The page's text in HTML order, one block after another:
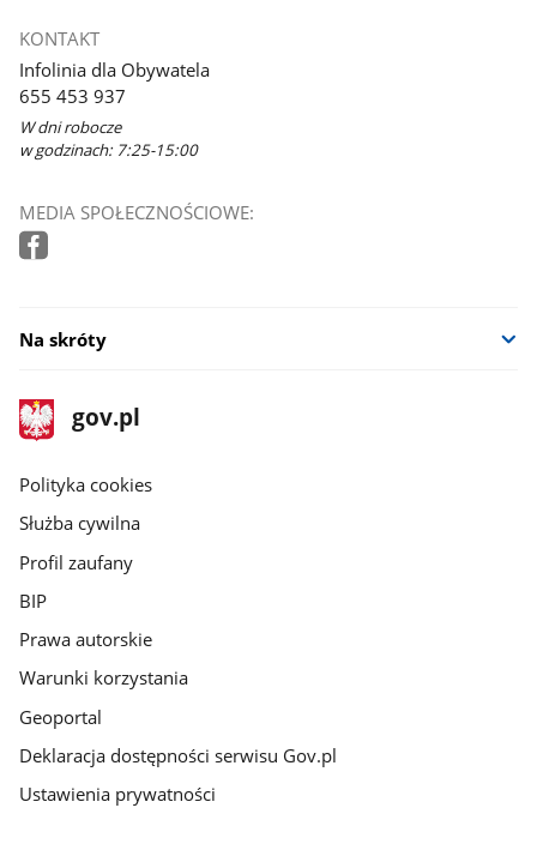
KONTAKT
Infolinia dla Obywatela
655 453 937
W dni robocze
w godzinach: 7:25-15:00
MEDIA SPOŁECZNOŚCIOWE:
Na skróty
stopka
gov.pl
Strona
gov.pl
gov.pl
Polityka cookies
Służba cywilna
Profil zaufany
BIP
Prawa autorskie
Warunki korzystania
Geoportal
Deklaracja dostępności serwisu Gov.pl
Ustawienia prywatności